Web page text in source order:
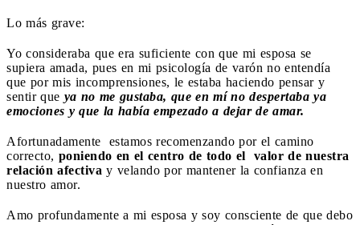
Lo más grave:
Yo consideraba que era suficiente con que mi esposa se
supiera amada, pues en mi psicología de varón no entendía
que por mis incomprensiones, le estaba haciendo pensar y
sentir que ya no me gustaba, que en mí no despertaba ya
emociones y que la había empezado a dejar de amar.
Afortunadamente
estamos recomenzando por el camino
correcto, poniendo en el centro de todo el
valor de nuestra
relación afectiva y velando por mantener la confianza en
nuestro amor.
Amo profundamente a mi esposa y soy consciente de que debo